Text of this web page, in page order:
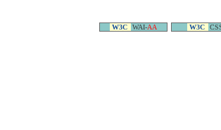
W3C WAI-AA W3C